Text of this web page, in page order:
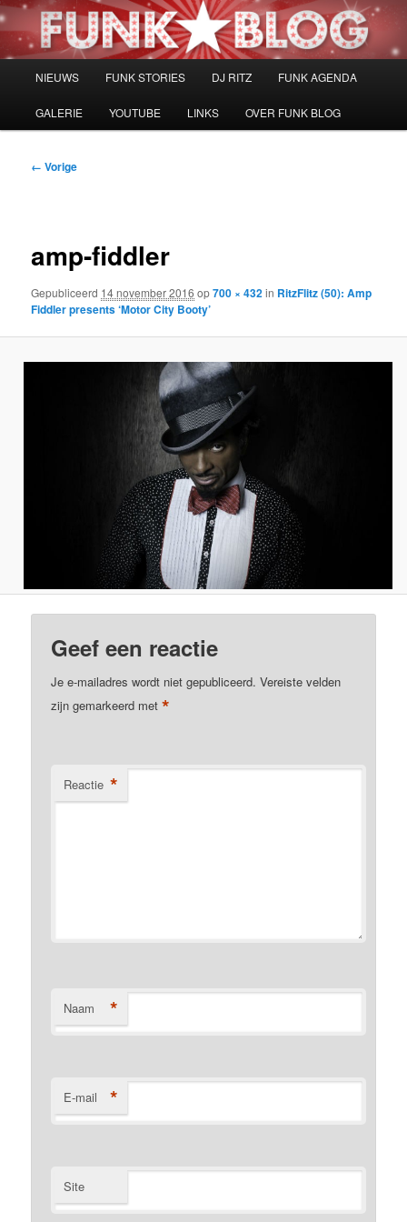
Spring
naar
NIEUWS FUNK STORIES DJ RITZ FUNK AGENDA
GALERIE YOUTUBE LINKS OVER FUNK BLOG
Afbeeldingsnavigatie
← Vorige
amp-fiddler
Gepubliceerd 14 november 2016 op700 × 432in RitzFlitz (50): Amp
Fiddler presents ‘Motor City Booty’
Geef een reactie
Je e-mailadres wordt niet gepubliceerd. Vereiste velden
zijn gemarkeerd met*
Reactie *
Naam *
E-mail *
Site